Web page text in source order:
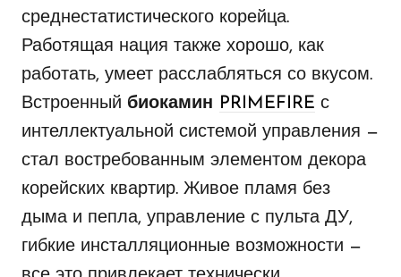
среднестатистического корейца.
Работящая нация также хорошо, как
работать, умеет расслабляться со вкусом.
Встроенный биокамин PRIMEFIRE с
интеллектуальной системой управления —
стал востребованным элементом декора
корейских квартир. Живое пламя без
дыма и пепла, управление с пульта ДУ,
гибкие инсталляционные возможности —